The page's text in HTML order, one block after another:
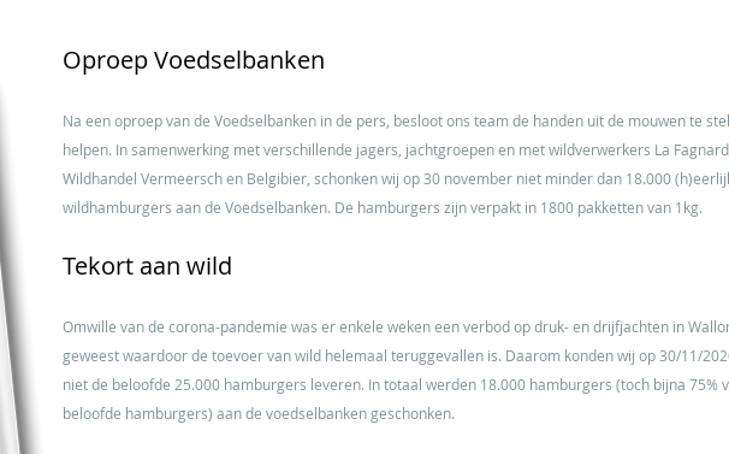
Oproep Voedselbanken
Na een oproep van de Voedselbanken in de pers, besloot ons team de handen uit de mouwen te
helpen. In samenwerking met verschillende jagers, jachtgroepen en met wildverwerkers La
Wildhandel Vermeersch en Belgibier, schonken wij op 30 november niet minder dan 18.000
wildhamburgers aan de Voedselbanken. De hamburgers zijn verpakt in 1800 pakketten van 1kg.
Tekort aan wild
Omwille van de corona-pandemie was er enkele weken een verbod op druk- en drijfjachten in
geweest waardoor de toevoer van wild helemaal teruggevallen is. Daarom konden wij op 30/11/
niet de beloofde 25.000 hamburgers leveren. In totaal werden 18.000 hamburgers (toch bijna 75%
beloofde hamburgers) aan de voedselbanken geschonken.